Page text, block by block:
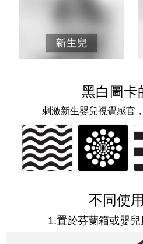
黑白圖卡
刺激新生嬰兒視覺感官
不同使
1.置於芬蘭箱或嬰兒